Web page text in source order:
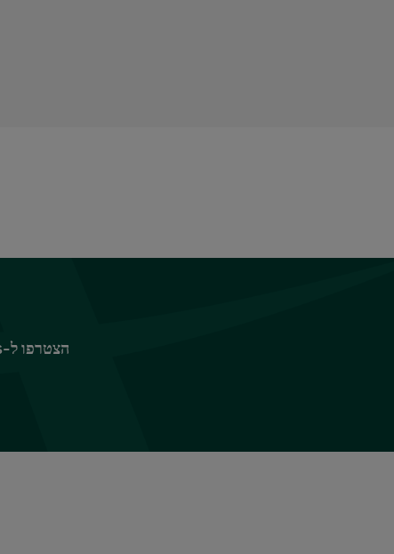
הצטרפו ל-Sparks כדי ליהנות מפינוקים ומהטבות, החל ב-10% הנחה על ביגוד וציוד לבית